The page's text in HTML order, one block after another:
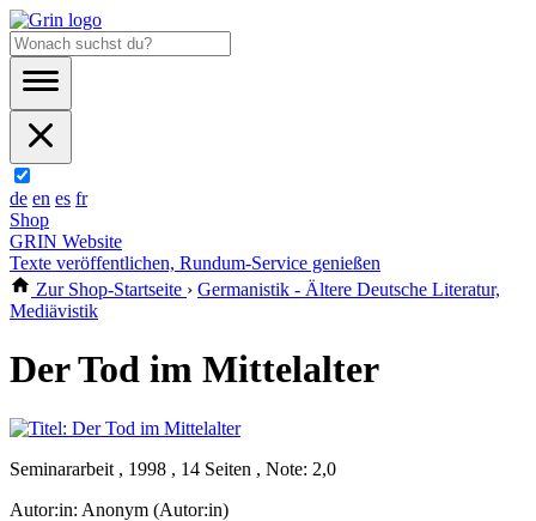
de en es fr
Shop
GRIN Website
Texte veröffentlichen, Rundum-Service genießen
Zur Shop-Startseite › Germanistik - Ältere Deutsche Literatur,
Mediävistik
Der Tod im Mittelalter
Seminararbeit , 1998 , 14 Seiten , Note: 2,0
Autor:in: Anonym (Autor:in)